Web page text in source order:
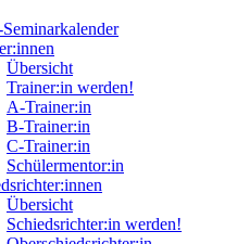
Übersicht
Trainer:in werden!
A-Trainer:in
B-Trainer:in
C-Trainer:in
Schülermentor:in
Übersicht
Schiedsrichter:in werden!